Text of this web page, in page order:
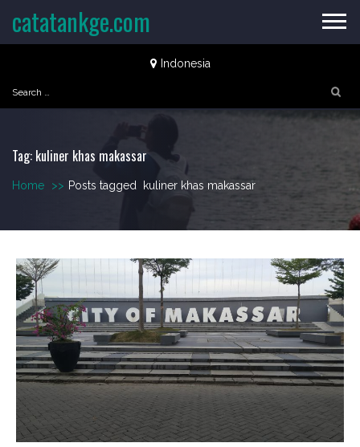
Indonesia
Search
for:
catatankge.com
Tag: kuliner khas makassar
Home >> Posts tagged kuliner khas makassar